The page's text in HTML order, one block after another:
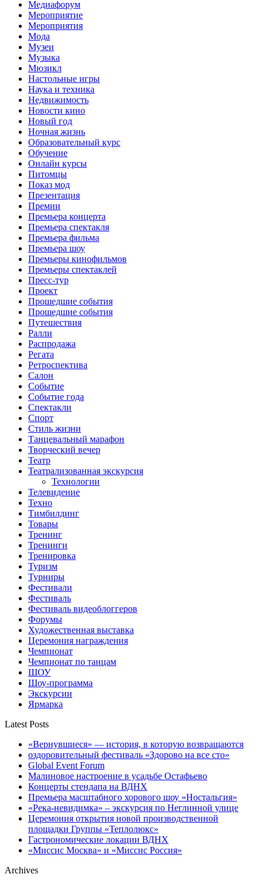
Медиафорум
Мероприятие
Мероприятия
Мода
Музеи
Музыка
Мюзикл
Настольные игры
Наука и техника
Недвижимость
Новости кино
Новый год
Ночная жизнь
Образовательный курс
Обучение
Онлайн курсы
Питомцы
Показ мод
Презентация
Премии
Премьера концерта
Премьера спектакля
Премьера фильма
Премьера шоу
Премьеры кинофильмов
Премьеры спектаклей
Пресс-тур
Проект
Прошедшие события
Прошедшие события
Путешествия
Ралли
Распродажа
Регата
Ретроспектива
Салон
Событие
Событие года
Спектакли
Спорт
Стиль жизни
Танцевальный марафон
Творческий вечер
Театр
Театрализованная экскурсия
Технологии
Телевидение
Техно
Тимбилдинг
Товары
Тренинг
Тренинги
Тренировка
Туризм
Турниры
Фестивали
Фестиваль
Фестиваль видеоблоггеров
Форумы
Художественная выставка
Церемония награждения
Чемпионат
Чемпионат по танцам
ШОУ
Шоу-программа
Экскурсии
Ярмарка
Latest Posts
«Вернувшиеся» — история, в которую возвращаются
оздоровительный фестиваль «Здорово на все сто»
Global Event Forum
Малиновое настроение в усадьбе Остафьево
Концерты стендапа на ВДНХ
Премьера масштабного хорового шоу «Ностальгия»
«Река-невидимка» – экскурсия по Неглинной улице
Церемония открытия новой производственной
площадки Группы «Теплолюкс»
Гастрономические локации ВДНХ
«Миссис Москва» и «Миссис Россия»
Archives